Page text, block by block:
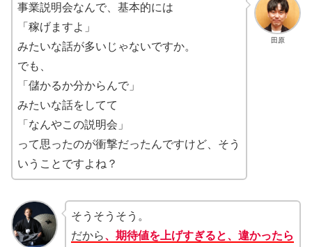
田原
事業説明会なんで、基本的には
「稼げますよ」
みたいな話が多いじゃないですか。
でも、
「儲かるか分からんで」
みたいな話をしてて
「なんやこの説明会」
って思ったのが衝撃だったんですけど、そう
いうことですよね？
そうそうそう。
だから、期待値を上げすぎると、違かったら